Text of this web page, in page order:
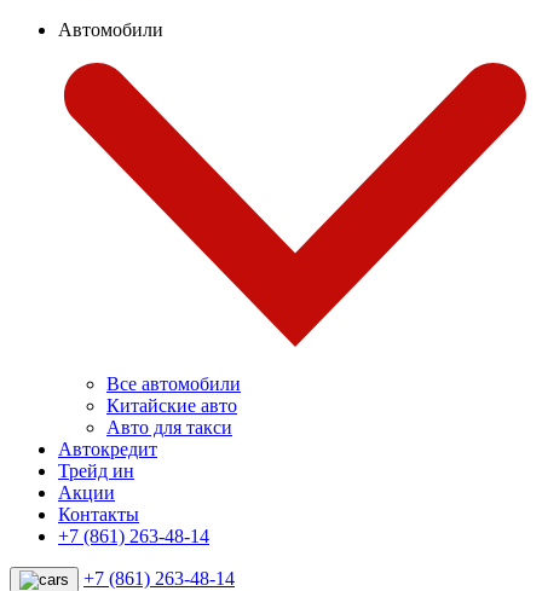
Автомобили
Все автомобили
Китайские авто
Авто для такси
Автокредит
Трейд ин
Акции
Контакты
+7 (861) 263-48-14
+7 (861) 263-48-14